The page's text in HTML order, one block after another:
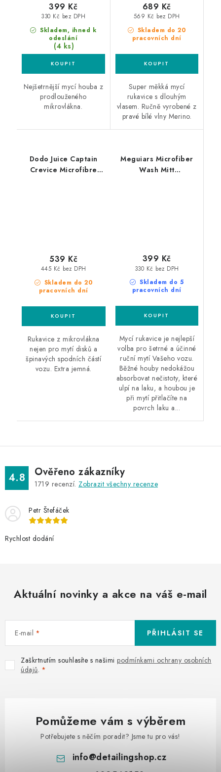
Skladem, ihned k
odeslání
(4 ks)
330 Kč bez DPH
399 Kč
Nejšetrnější mycí houba z
prodlouženého
mikrovlákna.
Skladem do 20
pracovních dní
569 Kč bez DPH
689 Kč
Super měkká mycí
rukavice s dlouhým
vlasem. Ručně vyrobené z
pravé bílé vlny Merino.
Dodo Juice Captain
Crevice Microfibre
Skladem do 20
pracovních dní
445 Kč bez DPH
539 Kč
Rukavice z mikrovlákna
nejen pro mytí disků a
špinavých spodních částí
vozu. Extra jemná.
Meguiars Microfiber
Wash Mitt
Skladem do 5
pracovních dní
330 Kč bez DPH
399 Kč
Mycí rukavice je nejlepší
volba pro šetrné a účinné
ruční mytí Vašeho vozu.
Běžné houby nedokážou
absorbovat nečistoty, které
ulpí na laku, a houbou je
při mytí přitlačíte na
povrch laku a...
4.8 Ověřeno zákazníky
1719 recenzí. Zobrazit všechny recenze
Petr Štefáček
Rychlost dodání
Aktuální novinky a akce na váš e-mail
E-mail
Zaškrtnutím souhlasíte s našimi podmínkami ochrany osobních
údajů.
PŘIHLÁSIT SE
Pomůžeme vám s výběrem
Potřebujete s něčím poradit? Jsme tu pro vás!
info@detailingshop.cz